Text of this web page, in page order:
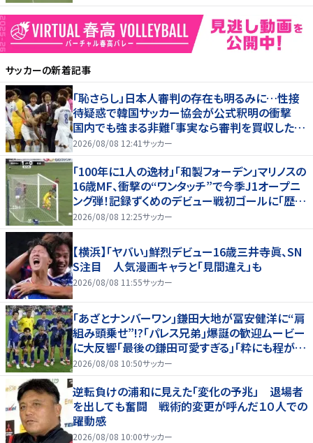
サッカーの新着記事
「恥さらし」日本人審判の存在も明るみに…性接
待疑惑で韓国サッカー協会が公式釈明の衝撃
国内でも強まる非難「事実なら審判を買収したこ
とになる」
2026/08/08 12:41サッカー
「100年に1人の逸材」「和製フォーデン」マリノスの
16歳MF、衝撃の“ワンタッチ”で今季J1オープニ
ング弾！記録ずくめのデビュー戦初ゴールに「歴史
を作りよった」
2026/08/08 12:25サッカー
【横浜】「ヤバい」鮮烈デビュー16歳三井寺眞、SN
S注目 人気漫画キャラと「見間違え」も
2026/08/08 11:55サッカー
｢あざとナンバーワン｣鎌田大地が冨安健洋に“肩
組み頭乗せ”!?｢パレス兄弟｣爆誕の歓迎ムービー
に大反響｢最後の鎌田可愛すぎる｣｢粋にも程があ
る！」
2026/08/08 10:50サッカー
逆転負けの浦和に見えた「変化の予兆」 退場者
を出しても奮闘 戦術的変更が呼んだ１０人での
躍動感
2026/08/08 10:00サッカー